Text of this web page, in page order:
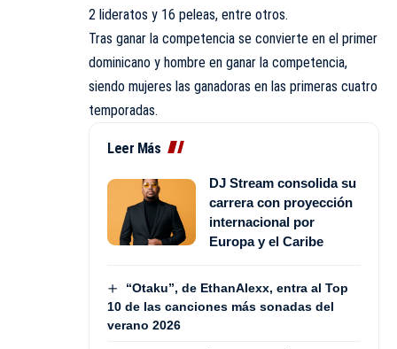
2 lideratos y 16 peleas, entre otros.
Tras ganar la competencia se convierte en el primer
dominicano y hombre en ganar la competencia,
siendo mujeres las ganadoras en las primeras cuatro
temporadas.
Leer Más
DJ Stream consolida su
carrera con proyección
internacional por
Europa y el Caribe
“Otaku”, de EthanAlexx, entra al Top
10 de las canciones más sonadas del
verano 2026